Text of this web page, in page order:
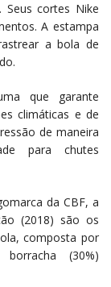
Seus cortes Nike
A estampa
a bola de
que garante
climáticas e de
de maneira
para chutes
da CBF, a
(2018) são os
composta por
(30%)